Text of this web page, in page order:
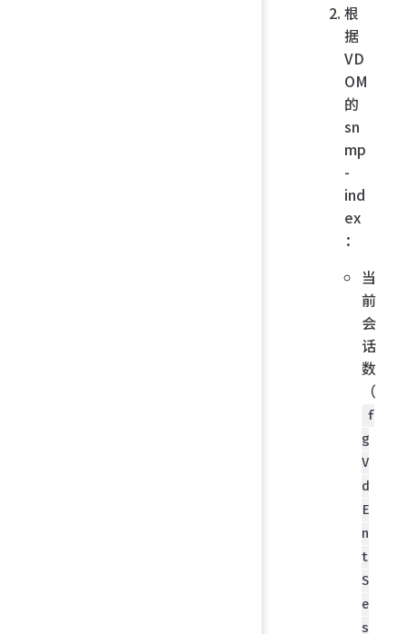
根
据
VD
OM
的
sn
mp
-
ind
ex
：
当
前
会
话
数
（
f
g
V
d
E
n
t
S
e
s